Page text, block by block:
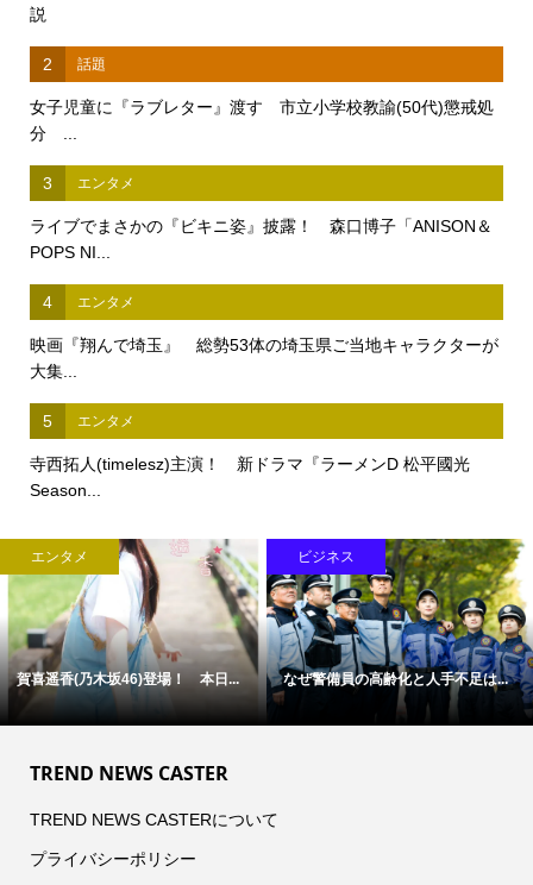
説
2 話題
女子児童に『ラブレター』渡す 市立小学校教諭(50代)懲戒処
分 ...
3 エンタメ
ライブでまさかの『ビキニ姿』披露！ 森口博子「ANISON＆
POPS NI...
4 エンタメ
映画『翔んで埼玉』 総勢53体の埼玉県ご当地キャラクターが
大集...
5 エンタメ
寺西拓人(timelesz)主演！ 新ドラマ『ラーメンD 松平國光
Season...
エンタメ
賀喜遥香(乃木坂46)登場！ 本日...
ビジネス
なぜ警備員の高齢化と人手不足は...
TREND NEWS CASTER
TREND NEWS CASTERについて
プライバシーポリシー